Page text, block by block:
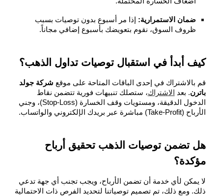
ضمان الاستمرارية: إذا مر أسبوع بدون توصيات بسبب
ظروف السوق، نقوم بتعويضك بأسبوع إضافي مجاناً.
كيف أبدأ في استقبال توصيات تداول الذهب؟
قم بالاشتراك في إحدى الباقات المتاحة على موقع شركة جولد
باترن. بعد الاشتراك، ستصلك تنبيهات فورية تتضمن نقاط
الدخول الدقيقة، ومستويات وقف الخسارة (Stop-Loss)، وجني
الأرباح (Take-Profit) مباشرة عبر بريدك الإلكتروني والواتساب.
هل تضمن توصيات الذهب تحقيق أرباح
مؤكدة؟
لا يمكن لأي خدمة أن تضمن الأرباح، ويجب تجنب أي جهة تدعي
ذلك. ومع ذلك، تم تصميم توصياتنا لتحديد الفرص ذات الاحتمالية